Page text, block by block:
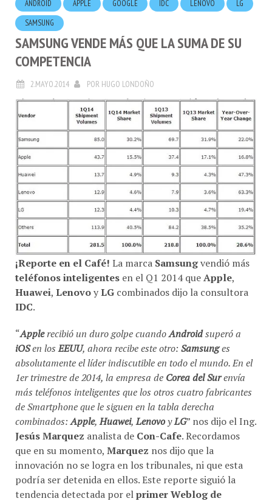
SAMSUNG
SAMSUNG VENDE MÁS QUE LA SUMA DE SU
COMPETENCIA
¡Reporte en el Café!La marcaSamsungvendió más
teléfonos inteligentesen el Q1 2014 queApple ,
Huawei,LenovoyLGcombinados dijo la consultora
IDC.
iOSen losEEUU, ahora recibe este otro:Samsunges
absolutamente el líder indiscutible en todo el mundo. En el
1er trimestre de 2014, la empresa deCorea del Surenvía
más teléfonos inteligentes que los otros cuatro fabricantes
de Smartphone que le siguen en la tabla derecha
combinados:Apple,Huawei,LenovoyLG” nos dijo el Ing.
Jesús Marquezanalista deCon-Cafe. Recordamos
que en su momento,Marqueznos dijo que la
innovación no se logra en los tribunales, ni que esta
podría ser detenida en ellos. Este reporte siguió la
tendencia detectada por elprimer Weblog de
tecnología móvil.